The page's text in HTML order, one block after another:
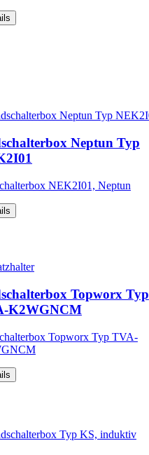
Neptun Typ
NEK2I01, Neptun
Topworx Typ
K2WGNCM
Topworx Typ TVA-